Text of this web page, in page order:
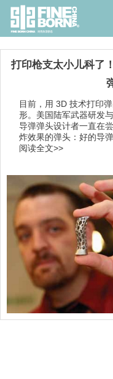
打印枪支太小儿科了
目前，用 3D 技术打印
形。美国陆军武器研发
导弹弹头设计者一直在
炸效果的弹头：好的导
阅读全文>>